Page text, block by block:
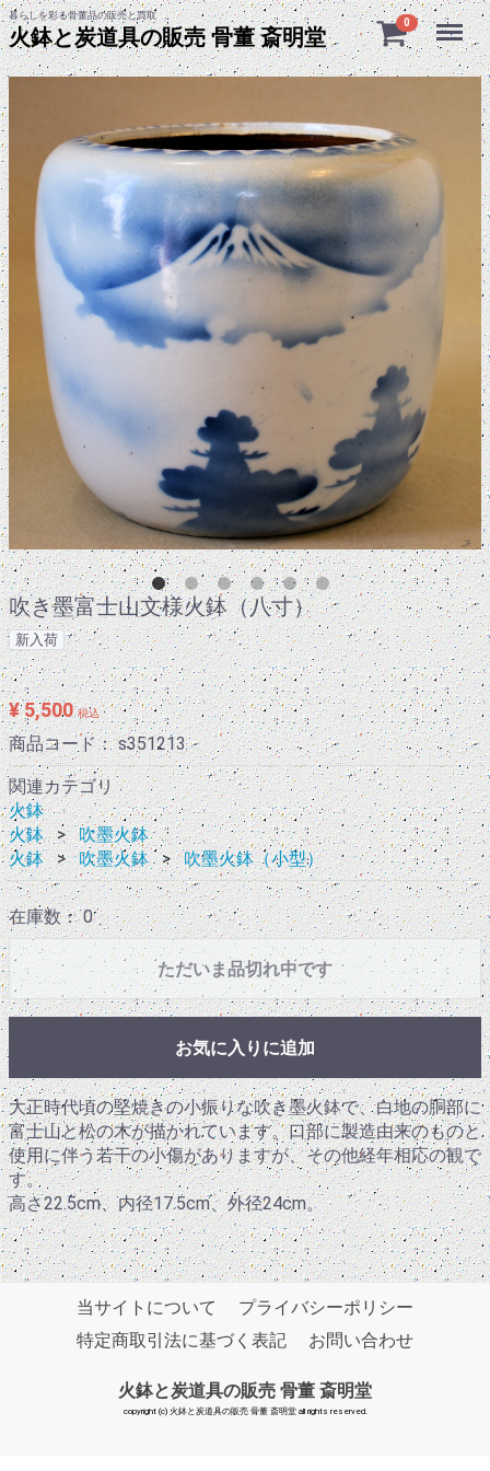
暮らしを彩る骨董品の販売と買取
火鉢と炭道具の販売 骨董 斎明堂
0 Menu
吹き墨富士山文様火鉢（八寸）
新入荷
¥ 5,500 税込
商品コード：s351213
関連カテゴリ
火鉢
火鉢
吹墨火鉢
火鉢
吹墨火鉢 吹墨火鉢（小型）
在庫数： 0
ただいま品切れ中です
お気に入りに追加
大正時代頃の堅焼きの小振りな吹き墨火鉢で、白地の胴部に
富士山と松の木が描かれています。口部に製造由来のものと
使用に伴う若干の小傷がありますが、その他経年相応の観で
す。
高さ22.5cm、内径17.5cm、外径24cm。
当サイトについて
プライバシーポリシー
特定商取引法に基づく表記
お問い合わせ
火鉢と炭道具の販売 骨董 斎明堂
copyright (c) 火鉢と炭道具の販売 骨董 斎明堂 all rights reserved.